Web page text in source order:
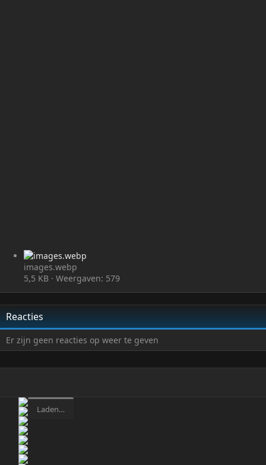
images.webp
5,5 KB · Weergaven: 579
Reacties
Er zijn geen reacties op weer te geven
Laden…